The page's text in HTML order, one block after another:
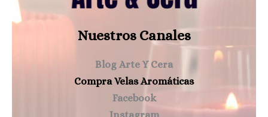
Nuestros Canales
Blog Arte Y Cera
Compra Velas Aromáticas
Facebook